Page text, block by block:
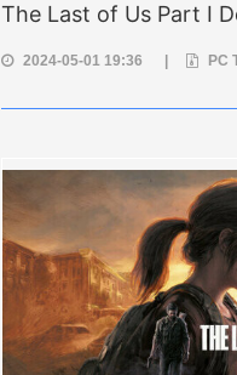
The Last of Us Part I
2024-05-01 19:36 PC